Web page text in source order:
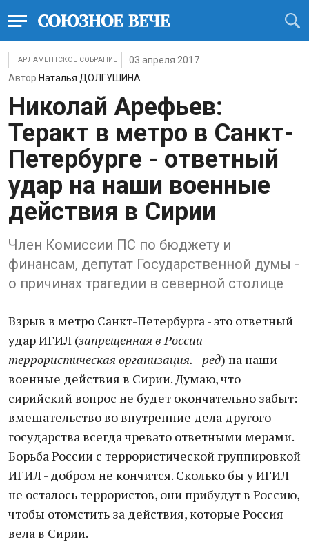
ПАРЛАМЕНТСКОЕ СОБРАНИЕ
03 апреля 2017
Автор Наталья ДОЛГУШИНА
Николай Арефьев:
Теракт в метро в Санкт-
Петербурге - ответный
удар на наши военные
действия в Сирии
Член Комиссии ПС по бюджету и
финансам, депутат Государственной думы -
о причинах трагедии в северной столице
Взрыв в метро Санкт-Петербурга - это ответный
удар ИГИЛ (запрещенная в России
террористическая организация. - ред) на наши
военные действия в Сирии. Думаю, что
сирийский вопрос не будет окончательно забыт:
вмешательство во внутренние дела другого
государства всегда чревато ответными мерами.
Борьба России с террористической группировкой
ИГИЛ - добром не кончится. Сколько бы у ИГИЛ
не осталось террористов, они прибудут в Россию,
чтобы отомстить за действия, которые Россия
вела в Сирии.